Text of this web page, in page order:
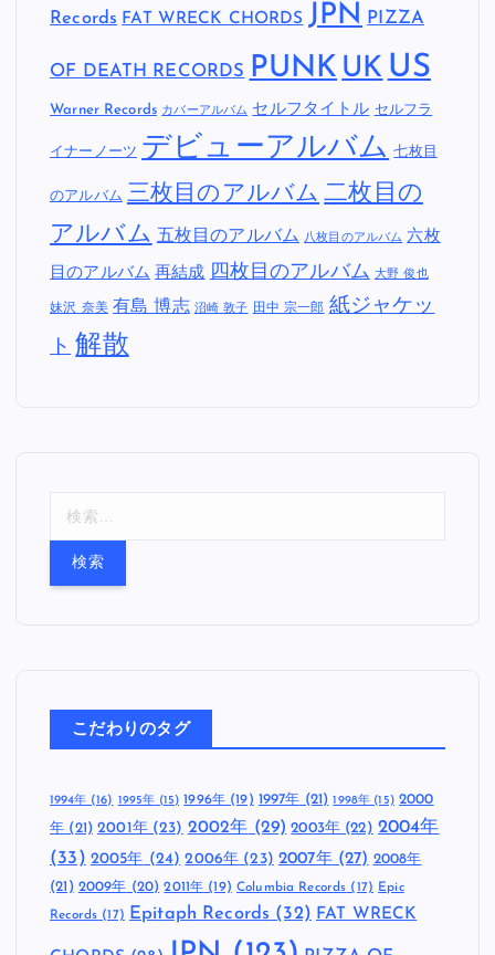
Records FAT WRECK CHORDS JPN PIZZA
OF DEATH RECORDS PUNK UK US
Warner Records カバーアルバム セルフタイトル セルフラ
イナーノーツ デビューアルバム 七枚目
のアルバム 三枚目のアルバム 二枚目の
アルバム 五枚目のアルバム 八枚目のアルバム 六枚
目のアルバム 再結成 四枚目のアルバム 大野 俊也
妹沢 奈美 有島 博志 沼崎 敦子 田中 宗一郎 紙ジャケッ
ト 解散
こだわりのタグ
1994年(16) 1995年 (15) 1996年(19) 1997年 (21) 1998年 (15) 2000
年 (21) 2001年(23) 2002年 (29) 2003年 (22) 2004年
(33) 2005年 (24) 2006年 (23) 2007年(27) 2008年
(21) 2009年 (20) 2011年 (19) Columbia Records (17) Epic
Records (17) Epitaph Records (32) FAT WRECK